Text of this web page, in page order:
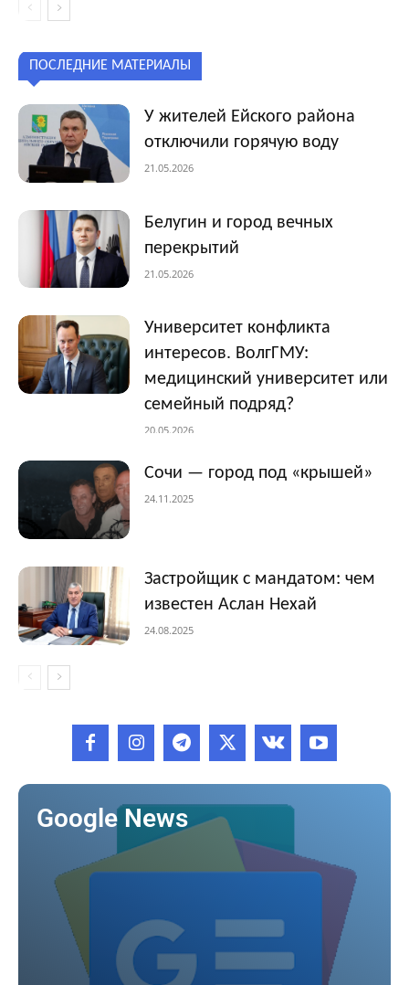
ПОСЛЕДНИЕ МАТЕРИАЛЫ
У жителей Ейского района
отключили горячую воду
21.05.2026
Белугин и город вечных
перекрытий
21.05.2026
Университет конфликта
интересов. ВолгГМУ:
медицинский университет или
семейный подряд?
20.05.2026
Сочи — город под «крышей»
24.11.2025
Застройщик с мандатом: чем
известен Аслан Нехай
24.08.2025
Google News